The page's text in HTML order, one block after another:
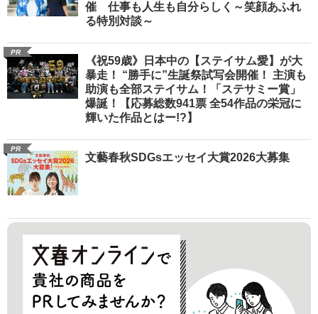
催 仕事も人生も自分らしく～笑顔あふれ
る特別対談～
PR
《祝59歳》日本中の【ステイサム愛】が大
暴走！ “勝手に”生誕祭試写会開催！ 主演も
助演も全部ステイサム！「ステサミー賞」
爆誕！【応募総数941票 全54作品の栄冠に
輝いた作品とはー!?】
PR
文藝春秋SDGsエッセイ大賞2026大募集